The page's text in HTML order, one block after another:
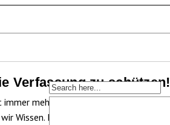
Verfassung zu schützen!
mehr unter Druck. Um sie schützen
Wissen. Dieses Wissen machen wir für